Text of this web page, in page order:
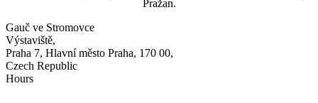
Pražan.
Gauč ve Stromovce
Výstaviště,
Praha 7, Hlavní město Praha, 170 00,
Czech Republic
Hours